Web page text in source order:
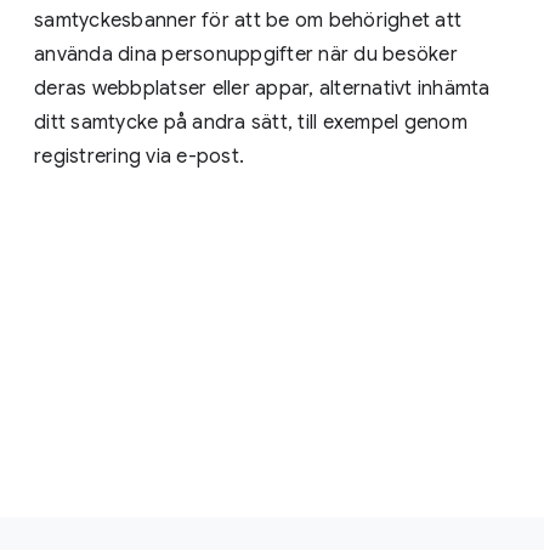
samtyckesbanner för att be om behörighet att
använda dina personuppgifter när du besöker
deras webbplatser eller appar, alternativt inhämta
ditt samtycke på andra sätt, till exempel genom
registrering via e-post.